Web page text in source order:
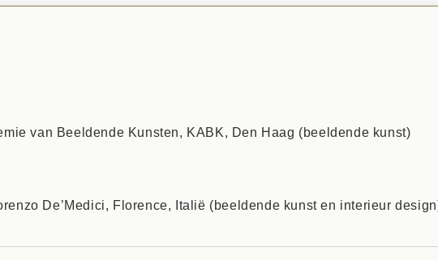
van Beeldende Kunsten, KABK, Den Haag (beeldende kunst)
De’Medici, Florence, Italië (beeldende kunst en interieur